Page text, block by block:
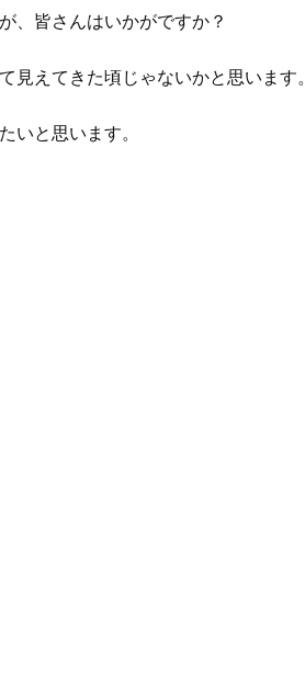
、皆さんはいかがですか？
見えてきた頃じゃないかと思います。
いと思います。